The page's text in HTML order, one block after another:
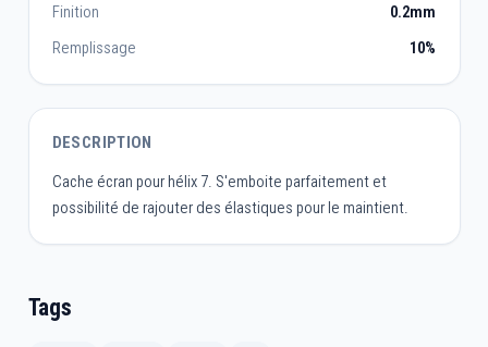
Finition
0.2mm
Remplissage
10%
DESCRIPTION
Cache écran pour hélix 7. S'emboite parfaitement et
possibilité de rajouter des élastiques pour le maintient.
Tags